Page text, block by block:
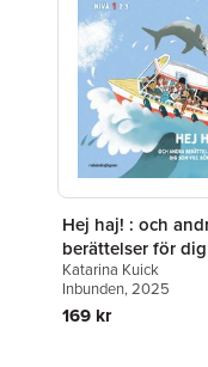
Hej haj! : och
berättelser för
vill börja läsa,
1
Katarina Kuick
Inbunden, 2025
169 kr